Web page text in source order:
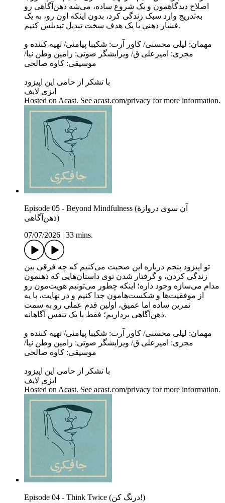
اصلاح دیدگاهمون و یک شروع‌ ساده، می‌شه ذهن‌آگاهی رو
به‌تدریج وارد سبک زندگی کرد، بدون اینکه اون رو، به یک
فشار ذهنی یا یک هدف سخت تبدیل تبدیلش کنیم.
مهمان: لیلی محسنی/ کاور آرت: شکیبا پیامنی/ تهیه کننده و
مجری: امیرعلی ق/ ویرایشگر صوتی: رامین وطن نیا/
موسیقی: کاوه صالحی
با تشکر از حامی این اپیزود
ایزی لایف
Hosted on Acast. See acast.com/privacy for more information.
Episode 05 - Beyond Mindfulness (آن سوی دروازهٔ
ذهن‌آگاهی)
07/07/2026
33 mins.
تو اپیزود پنجم درباره این صحبت می‌کنیم که چه فرقی بین
زندگی کردن، و گرفتار شدن توی داستان‌هایی که ذهنمون
مدام می‌سازه وجود داره؛ اینکه چطور می‌تونیم هویت‌مون رو
از موفقیت‌ها و شکست‌هامون جدا کنیم و در نهایت، با یه
تمرین ساده اما عمیق، اولین قدم عملی رو به سمت
ذهن‌آگاهی برداریم؛ فقط با یک تنفس آگاهانه.
مهمان: لیلی محسنی/ کاور آرت: شکیبا پیامنی/ تهیه کننده و
مجری: امیرعلی ق/ ویرایشگر صوتی: رامین وطن نیا/
موسیقی: کاوه صالحی
با تشکر از حامی این اپیزود
ایزی لایف
Hosted on Acast. See acast.com/privacy for more information.
Episode 04 - Think Twice (درنگ کن!)